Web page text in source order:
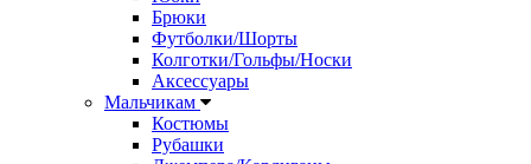
Брюки
Футболки/Шорты
Колготки/Гольфы/Носки
Аксессуары
Мальчикам
Костюмы
Рубашки